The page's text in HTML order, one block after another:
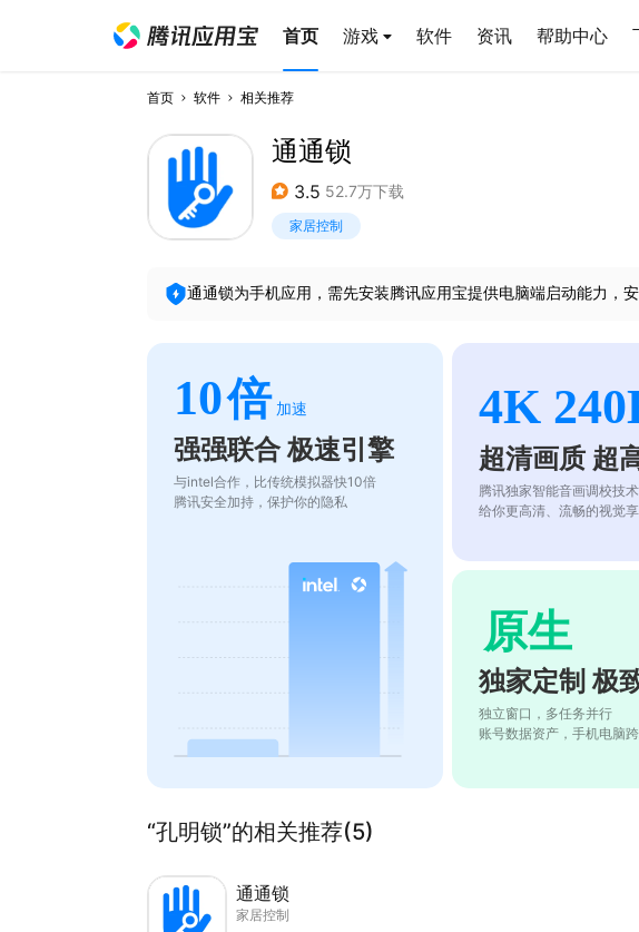
首页 游戏 软件 资讯 帮助中心
首页 软件 相关推荐
通通锁
3.5 52.7万下载
家居控制
通通锁为手机应用，需先安装腾讯应用宝提供电脑端启动能力，
10倍 加速
强强联合 极速引擎
与intel合作，比传统模拟器快10倍
腾讯安全加持，保护你的隐私
4K
超清画质 超
腾讯独家智能音画调校技术
给你更高清、流畅的视觉
原生
独家定制 极
独立窗口，多任务并行
账号数据资产，手机电脑
“孔明锁”的相关推荐(5)
通通锁
家居控制